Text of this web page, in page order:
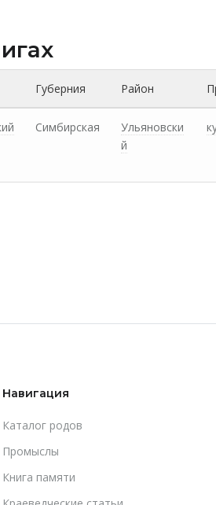
Губерния Район
Симбирская
Ульяновски
й
Навигация
Каталог родов
Промыслы
Книга памяти